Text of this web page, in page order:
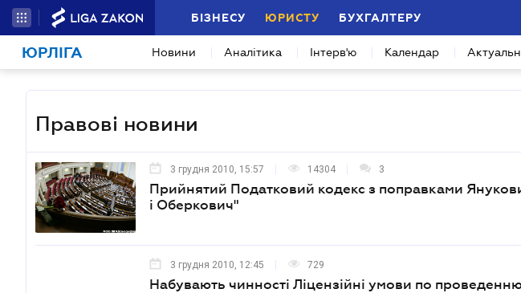
БІЗНЕСУ ЮРИСТУ БУХГАЛТЕРУ
ЮРЛІГА Новини Аналітика Інтерв'ю Календар
Правові новини
3 грудня 2010, 15:57 14304 3
Прийнятий Податковий кодекс з поправками
і Оберкович"
3 грудня 2010, 12:45 729
Набувають чинності Ліцензійні умови по